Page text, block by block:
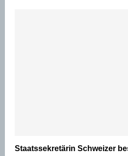
Staatssekretärin Schweizer